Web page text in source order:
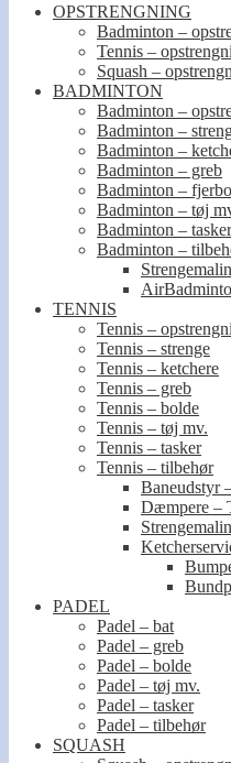
OPSTRENGNING
Badminton –
Tennis –
Squash –
BADMINTON
Badminton –
Badminton –
Badminton –
Badminton – greb
Badminton –
Badminton – tøj
Badminton – tasker
Badminton –
TENNIS
Tennis –
Tennis – strenge
Tennis – ketchere
Tennis – greb
Tennis – bolde
Tennis – tøj mv.
Tennis – tasker
Tennis – tilbehør
Baneudstyr
Dæmpere –
PADEL
Padel – bat
Padel – greb
Padel – bolde
Padel – tøj mv.
Padel – tasker
Padel – tilbehør
SQUASH